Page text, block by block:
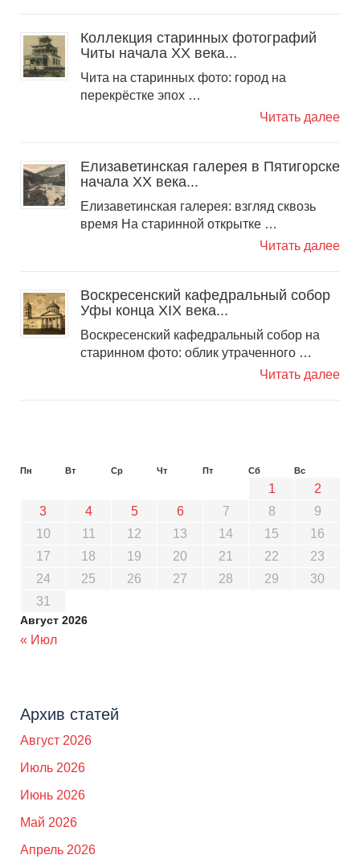
Коллекция старинных фотографий
Читы начала ХХ века...
Чита на старинных фото: город на
перекрёстке эпох …
Читать далее
Елизаветинская галерея в Пятигорске
начала ХХ века...
Елизаветинская галерея: взгляд сквозь
время На старинной открытке …
Читать далее
Воскресенский кафедральный собор
Уфы конца XIX века...
Воскресенский кафедральный собор на
старинном фото: облик утраченного …
Читать далее
Август 2026
Пн Вт Ср Чт Пт Сб Вс
1
2
3
4 5 6 7 8
9
10
11 12 13 14 15
16
17
18 19 20 21 22
23
24
25 26 27 28 29
30
31
« Июл
Архив статей
Август 2026
Июль 2026
Июнь 2026
Май 2026
Апрель 2026